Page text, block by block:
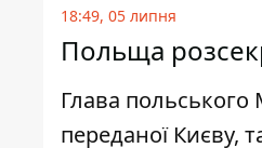
18:49, 05 липня
Польща
Глава
переданої Києву,